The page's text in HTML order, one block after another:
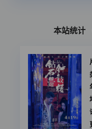
本站统计